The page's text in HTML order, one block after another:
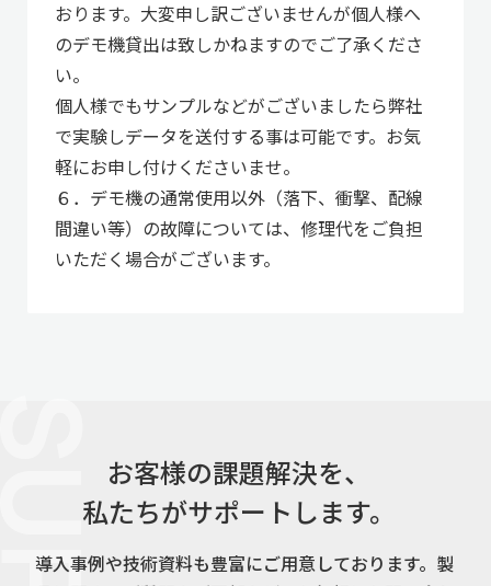
おります。大変申し訳ございませんが個人様へ
のデモ機貸出は致しかねますのでご了承くださ
い。
個人様でもサンプルなどがございましたら弊社
で実験しデータを送付する事は可能です。お気
軽にお申し付けくださいませ。
６．デモ機の通常使用以外（落下、衝撃、配線
間違い等）の故障については、修理代をご負担
いただく場合がございます。
お客様の課題解決を、
私たちがサポートします。
導入事例や技術資料も豊富にご用意しております。 製